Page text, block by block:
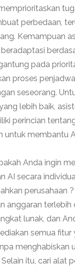
perbedaan,
Kemampuan
pada
proses
seseorang.
lebih baik,
perincian
untuk membantu
Anda ingin
AI secara
perusahaan
anggaran terlebih
lunak, dan
semua fitur
menghabiskan
itu, cari alat